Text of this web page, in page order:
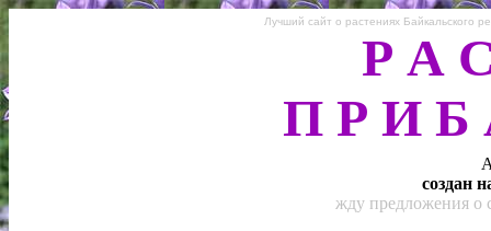
Лучший сайт о растениях Байкальского
Р А
П Р И Б
создан
жду предложения о